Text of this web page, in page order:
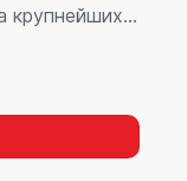
крупнейших
в прямой